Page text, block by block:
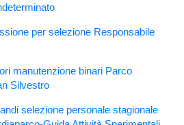
per selezione Responsabile
manutenzione binari Parco
Silvestro
selezione personale stagionale